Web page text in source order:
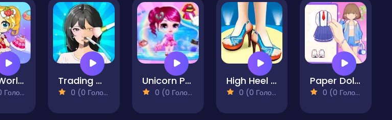
Ayla World Princess life Trading Games Playtime
0 (0 Голосів)
Unicorn Princess Dress Up
0 (0 Голосів)
High Heel Design
0 (0 Голосів)
Paper Dolls DIY Diary
0 (0 Голосів)